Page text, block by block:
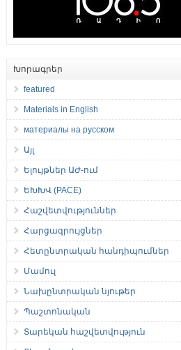
Խորագրեր
featured
Materials in English
материалы на русском
Այլ
Ելույթներ ԱԺ-ում
ԵԽԽՎ (PACE)
Հաշվետվություններ
Հարցազրույցներ
Հետընտրական հանդիպումներ
Մամուլ
Նախընտրական նյութեր
Պաշտոնական
Տարեկան հաշվետվություն